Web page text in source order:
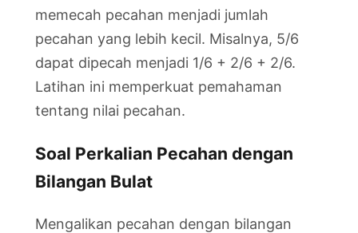
memecah pecahan menjadi jumlah
pecahan yang lebih kecil. Misalnya, 5/6
dapat dipecah menjadi 1/6 + 2/6 + 2/6.
Latihan ini memperkuat pemahaman
tentang nilai pecahan.
Soal Perkalian Pecahan dengan
Bilangan Bulat
Mengalikan pecahan dengan bilangan